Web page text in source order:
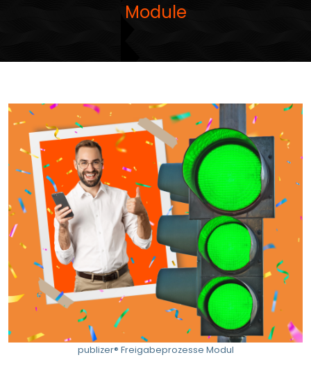
Module
publizer® Freigabeprozesse Modul